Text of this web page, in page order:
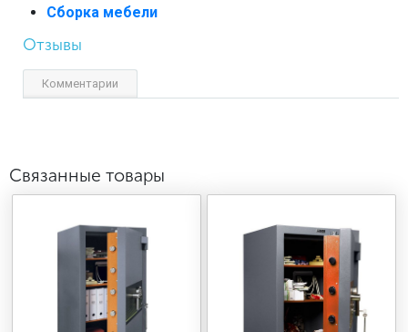
Сборка мебели
Отзывы
Комментарии
Связанные товары